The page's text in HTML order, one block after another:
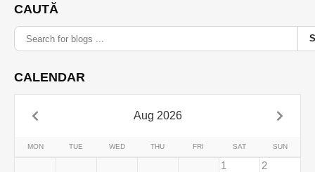
CAUTĂ
CALENDAR
Aug 2026
MON TUE WED THU FRI SAT SUN
1 2